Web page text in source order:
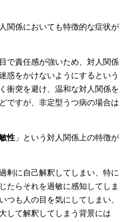
関係においても特徴的な症状が
で責任感が強いため、対人関係
惑をかけないようにするという
衝突を避け、温和な対人関係を
ですが、非定型うつ病の場合は
性 」という対人関係上の特徴が
剰に自己解釈してしまい、特に
たらそれを過敏に感知してしま
つも人の目を気にしてしまい、
して解釈してしまう背景には